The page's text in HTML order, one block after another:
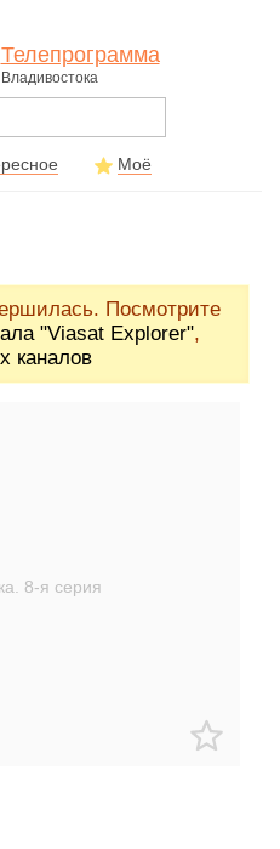
Телепрограмма
Владивостока
Моё
Посмотрите
"Viasat Explorer",
каналов